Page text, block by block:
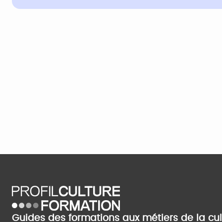
Guides des formations aux métiers de la